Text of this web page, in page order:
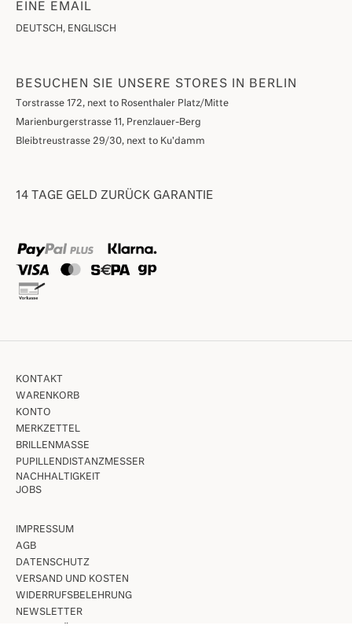
EINE EMAIL
DEUTSCH, ENGLISCH
BESUCHEN SIE UNSERE STORES IN BERLIN
Torstrasse 172, next to Rosenthaler Platz/Mitte
Marienburgerstrasse 11, Prenzlauer-Berg
Bleibtreustrasse 29/30, next to Ku'damm
14 TAGE GELD ZURÜCK GARANTIE
KONTAKT
WARENKORB
KONTO
MERKZETTEL
BRILLENMASSE
PUPILLENDISTANZMESSER
NACHHALTIGKEIT
JOBS
IMPRESSUM
AGB
DATENSCHUTZ
VERSAND UND KOSTEN
WIDERRUFSBELEHRUNG
NEWSLETTER